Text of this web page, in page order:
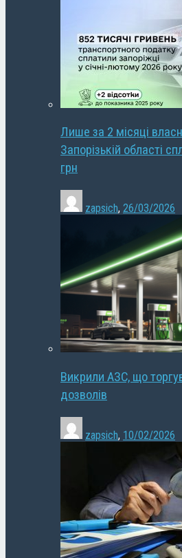
Лише за 2 місяці
Запорізькій області
грн
zapsich, 26/03/2026
Викрили АЗС, що
дозволів
zapsich, 10/02/2026